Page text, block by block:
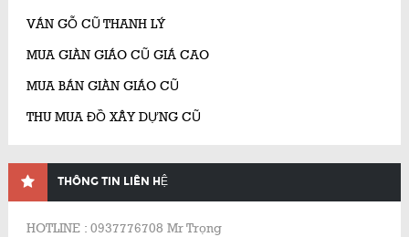
VÁN GỖ CŨ THANH LÝ
MUA GIÀN GIÁO CŨ GIÁ CAO
MUA BÁN GIÀN GIÁO CŨ
THU MUA ĐỒ XÂY DỰNG CŨ
THÔNG TIN LIÊN HỆ
HOTLINE : 0937776708 Mr Trọng